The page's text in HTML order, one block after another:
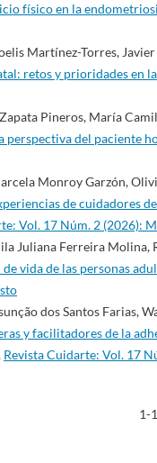
físico en la
Martínez-Torres,
retos y prioridades en
Pineros, María
perspectiva del paciente
Monroy Garzón,
de cuidadores
Vol. 17 Núm. 2 (2026):
Juliana Ferreira Molina,
vida de las personas
dos Santos Farias,
y facilitadores de la
Revista Cuidarte: Vol. 17
1-